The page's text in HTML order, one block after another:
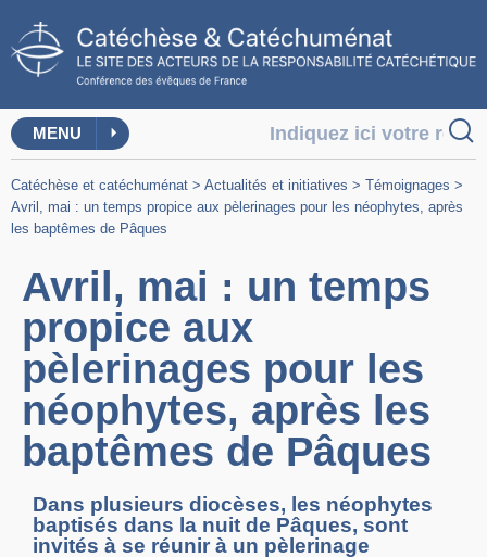
MENU
Catéchèse et catéchuménat > Actualités et initiatives > Témoignages >
Avril, mai : un temps propice aux pèlerinages pour les néophytes, après
les baptêmes de Pâques
Avril, mai : un temps
propice aux
pèlerinages pour les
néophytes, après les
baptêmes de Pâques
Dans plusieurs diocèses, les néophytes
baptisés dans la nuit de Pâques, sont
invités à se réunir à un pèlerinage